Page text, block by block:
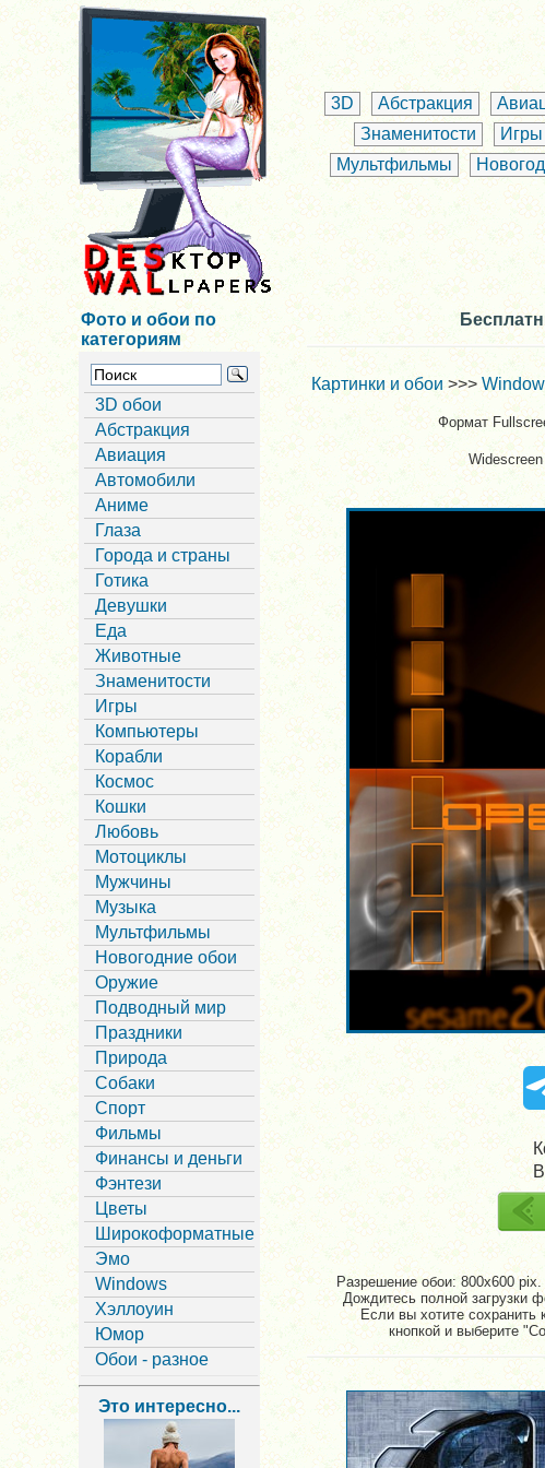
3D Абстракция
Знаменитости
Игры
Мультфильмы
Фото и обои по
категориям
3D обои
Абстракция
Авиация
Автомобили
Аниме
Глаза
Города и страны
Готика
Девушки
Еда
Животные
Знаменитости
Игры
Компьютеры
Корабли
Космос
Кошки
Любовь
Мотоциклы
Мужчины
Музыка
Мультфильмы
Новогодние обои
Оружие
Подводный мир
Праздники
Природа
Собаки
Спорт
Фильмы
Финансы и деньги
Фэнтези
Цветы
Широкоформатные
Эмо
Windows
Хэллоуин
Юмор
Обои - разное
Это интересно...
Картинки и обои>>>
Формат
Разрешение обои: 800x600
Дождитесь полной загрузки
Если вы хотите сохранить
кнопкой и выберите